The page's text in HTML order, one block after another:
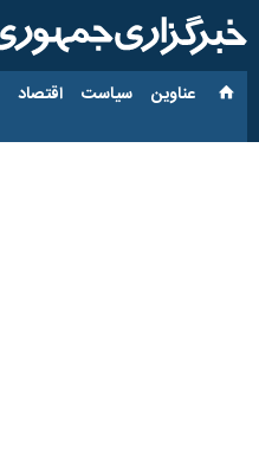
عناوین‌ سیاست اقتصاد